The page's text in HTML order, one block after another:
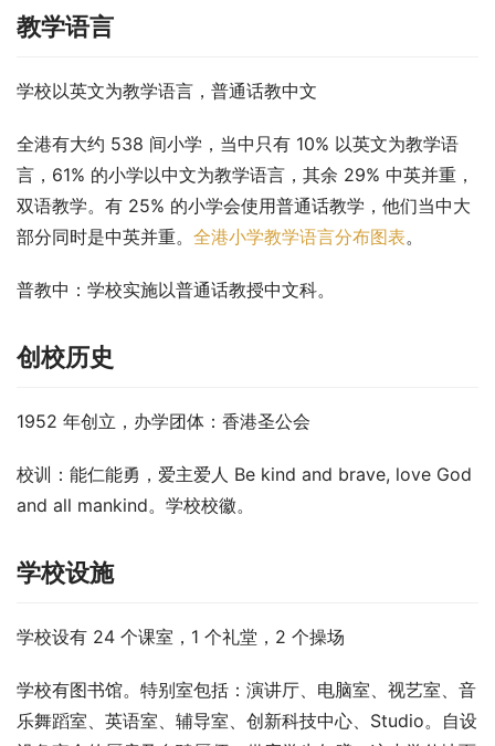
教学语言
学校以英文为教学语言，普通话教中文
全港有大约 538 间小学，当中只有 10% 以英文为教学语
言，61% 的小学以中文为教学语言，其余 29% 中英并重，
双语教学。有 25% 的小学会使用普通话教学，他们当中大
部分同时是中英并重。 全港小学教学语言分布图表。
普教中 ：学校实施以普通话教授中文科。
创校历史
1952 年创立，办学团体：香港圣公会
校训：能仁能勇，爱主爱人 Be kind and brave, love God
and all mankind。学校校徽。
学校设施
学校设有 24 个课室，1 个礼堂，2 个操场
学校有图书馆。特别室包括：演讲厅、电脑室、视艺室、音
乐舞蹈室、英语室、辅导室、创新科技中心、Studio。自设